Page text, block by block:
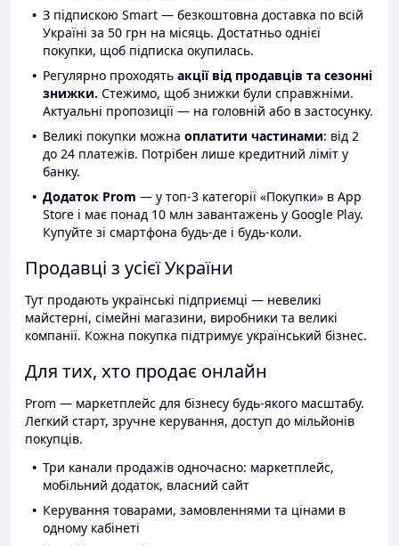
З підпискою Smart — безкоштовна доставка по всій
Україні за 50 грн на місяць. Достатньо однієї
покупки, щоб підписка окупилась.
Регулярно проходять акції від продавців та сезонні
знижки. Стежимо, щоб знижки були справжніми.
Актуальні пропозиції — на головній або в застосунку.
Великі покупки можна оплатити частинами: від 2
до 24 платежів. Потрібен лише кредитний ліміт у
банку.
Додаток Prom — у топ-3 категорії «Покупки» в App
Store і має понад 10 млн завантажень у Google Play.
Купуйте зі смартфона будь-де і будь-коли.
Продавці з усієї України
Тут продають українські підприємці — невеликі
майстерні, сімейні магазини, виробники та великі
компанії. Кожна покупка підтримує український бізнес.
Для тих, хто продає онлайн
Prom — маркетплейс для бізнесу будь-якого масштабу.
Легкий старт, зручне керування, доступ до мільйонів
покупців.
Три канали продажів одночасно: маркетплейс,
мобільний додаток, власний сайт
Керування товарами, замовленнями та цінами в
одному кабінеті